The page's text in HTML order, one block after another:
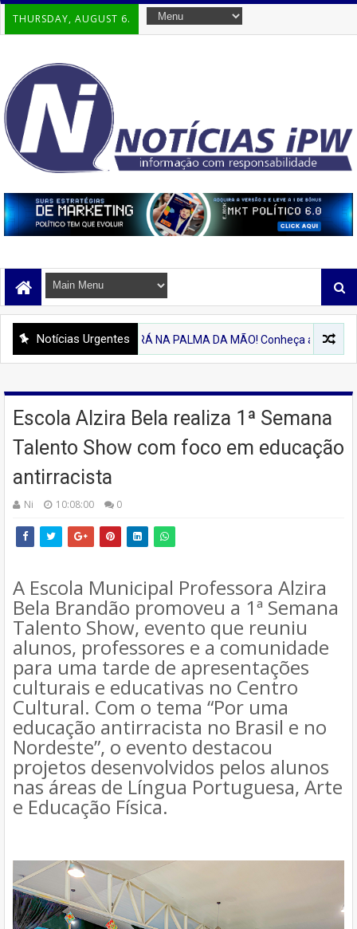
THURSDAY, AUGUST 6.
Notícias Urgentes
'IPIRA' 💻 IPIRÁ NA PALMA DA MÃO! Conheça a Nova Plataforma
Escola Alzira Bela realiza 1ª Semana
Talento Show com foco em educação
antirracista
Ni 10:08:00 0
A Escola Municipal Professora Alzira
Bela Brandão promoveu a 1ª Semana
Talento Show, evento que reuniu
alunos, professores e a comunidade
para uma tarde de apresentações
culturais e educativas no Centro
Cultural. Com o tema “Por uma
educação antirracista no Brasil e no
Nordeste”, o evento destacou
projetos desenvolvidos pelos alunos
nas áreas de Língua Portuguesa, Arte
e Educação Física.